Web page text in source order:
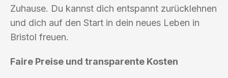
Zuhause. Du kannst dich entspannt zurücklehnen
und dich auf den Start in dein neues Leben in
Bristol freuen.
Faire Preise und transparente Kosten